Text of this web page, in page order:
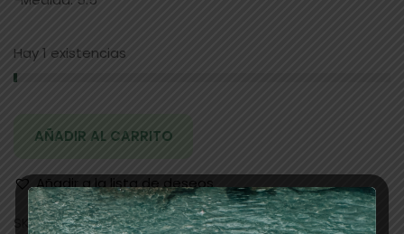
Hay 1 existencias
AÑADIR AL CARRITO
Añadir a la lista de deseos
SKU:20684